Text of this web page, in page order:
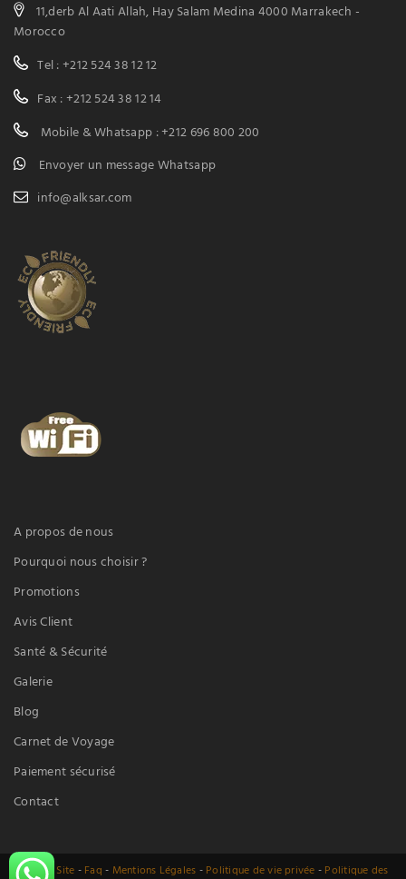
11,derb Al Aati Allah, Hay Salam Medina 4000 Marrakech -
Morocco
Tel : +212 524 38 12 12
Fax : +212 524 38 12 14
Mobile & Whatsapp : +212 696 800 200
Envoyer un message Whatsapp
info@alksar.com
A propos de nous
Pourquoi nous choisir ?
Promotions
Avis Client
Santé & Sécurité
Galerie
Blog
Carnet de Voyage
Paiement sécurisé
Contact
Plan du Site - Faq - Mentions Légales - Politique de vie privée - Politique des